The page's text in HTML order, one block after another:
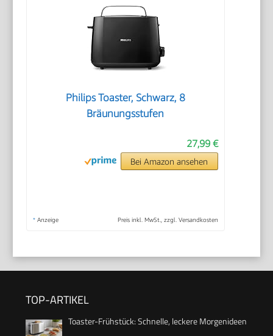
Philips Toaster, Schwarz, 8
Bräunungsstufen
27,99 €
Bei Amazon ansehen
* Anzeige Preis inkl. MwSt., zzgl. Versandkosten
TOP-ARTIKEL
Toaster-Frühstück: Schnelle, leckere Morgenideen